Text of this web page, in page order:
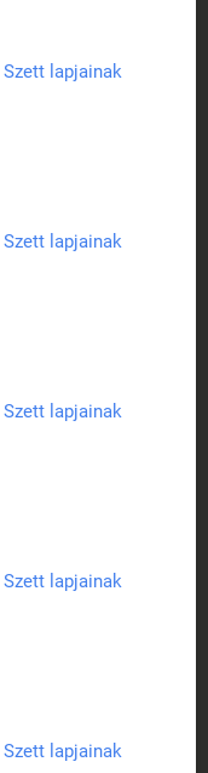
Szett lapjainak
Szett lapjainak
Szett lapjainak
Szett lapjainak
Szett lapjainak